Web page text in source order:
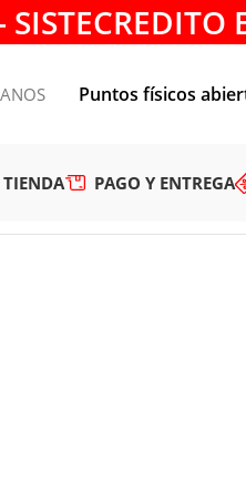
Puntos físicos
TIENDA PAGO Y ENTREGA